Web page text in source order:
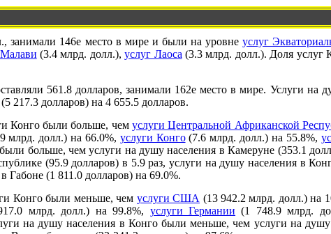
занимали 146е место в мире и были на уровне услуг
(3.4 млрд. долл.),услуг Лаоса (3.3 млрд. долл.). Доля услуг
561.8 долларов, занимали 162е место в мире. Услуги на
217.3 долларов) на 4 655.5 долларов.
Конго были больше, чемуслуги Центральной Африканской
млрд. долл.) на 66.0%, услуги Конго(7.6 млрд. долл.) на 55.8%,
больше, чем услуги на душу населения в Камеруне (353.1
(95.9 долларов) в 5.9 раз, услуги на душу населения в
Габоне (1 811.0 долларов) на 69.0%.
Конго были меньше, чем услуги США (13 942.2 млрд. долл.) на
млрд. долл.) на 99.8%, услуги Германии (1 748.9 млрд.
на душу населения в Конго были меньше, чем услуги на